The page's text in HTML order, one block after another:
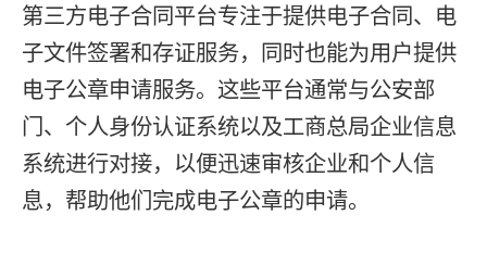
第三方电子合同平台专注于提供电子合同、电
子文件签署和存证服务，同时也能为用户提供
电子公章申请服务。这些平台通常与公安部
门、个人身份认证系统以及工商总局企业信息
系统进行对接，以便迅速审核企业和个人信
息，帮助他们完成电子公章的申请。